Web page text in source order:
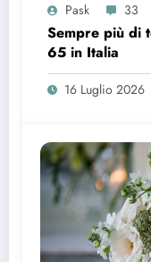
Pask 33
Sempre più di
65 in Italia
16 Luglio 2026